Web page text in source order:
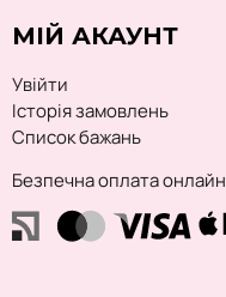
МІЙ АКАУНТ
Увійти
Історія замовлень
Список бажань
Безпечна оплата онлайн